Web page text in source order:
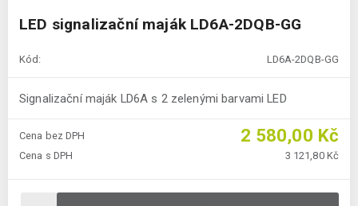
LED signalizační maják LD6A-2DQB-GG
Kód: LD6A-2DQB-GG
Signalizační maják LD6A s 2 zelenými barvami LED
Cena bez DPH 2 580,00 Kč
Cena s DPH 3 121,80 Kč